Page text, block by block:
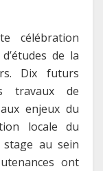
célébration
de la
Dix futurs
travaux de
enjeux du
locale du
au sein
ont